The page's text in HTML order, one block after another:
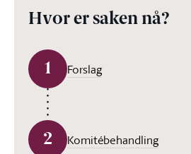
Hvor er saken nå?
1 Forslag
2 Komitébehandling